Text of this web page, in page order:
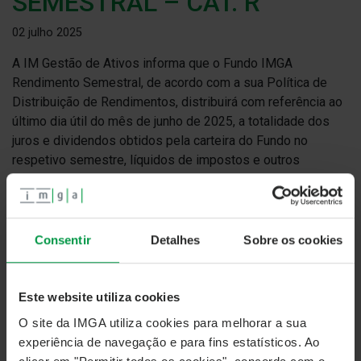
Consentir Detalhes Sobre os cookies
Este website utiliza cookies
O site da IMGA utiliza cookies para melhorar a sua
experiência de navegação e para fins estatísticos. Ao
02 julho 2025
A IM Gestão de Ativos informa que o Fundo IMGA
Rendimento Semestral, de acordo com a sua Política de
Distribuição de Rendimentos, distribuirá com referência ao
último dia útil do mês de junho de 2025, a totalidade dos
juros e dividendos obtidos pela carteira do Fundo no
respetivo semestre, líquidos de impostos e outros
encargos suportados pelo Fundo, no montante de€
0.062615 por unidade de participação.
Valor Líquido Global do Fundo à data de 30-06-2025.